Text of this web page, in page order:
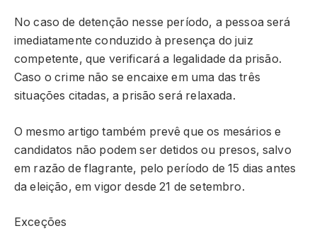
No caso de detenção nesse período, a pessoa será
imediatamente conduzido à presença do juiz
competente, que verificará a legalidade da prisão.
Caso o crime não se encaixe em uma das três
situações citadas, a prisão será relaxada.
O mesmo artigo também prevê que os mesários e
candidatos não podem ser detidos ou presos, salvo
em razão de flagrante, pelo período de 15 dias antes
da eleição, em vigor desde 21 de setembro.
Exceções